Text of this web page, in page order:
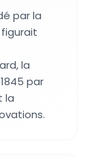
par la
la
par
la